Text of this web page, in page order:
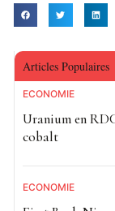
Articles Populaires
ECONOMIE
Uranium en
cobalt
ECONOMIE